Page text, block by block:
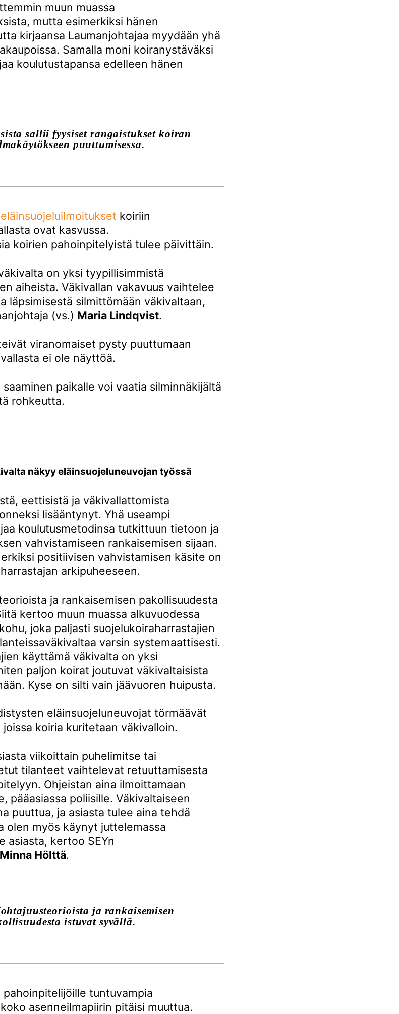
muun muassa
mutta esimerkiksi hänen
kirjaansa Laumanjohtajaa myydään yhä
Samalla moni koiranystäväksi
koulutustapansa edelleen hänen
sallii fyysiset rangaistukset koiran
puuttumisessa.
eläinsuojeluilmoitukset koiriin
ovat kasvussa.
koirien pahoinpitelyistä tulee päivittäin.
on yksi tyypillisimmistä
aiheista. Väkivallan vakavuus vaihtelee
läpsimisestä silmittömään väkivaltaan,
(vs.) Maria Lindqvist.
viranomaiset pysty puuttumaan
ei ole näyttöä.
paikalle voi vaatia silminnäkijältä
rohkeutta.
kohdistuva väkivalta on yksi
näkyy eläinsuojeluneuvojan työssä
eettisistä ja väkivallattomista
lisääntynyt. Yhä useampi
koulutusmetodinsa tutkittuun tietoon ja
vahvistamiseen rankaisemisen sijaan.
positiivisen vahvistamisen käsite on
arkipuheeseen.
ja rankaisemisen pakollisuudesta
kertoo muun muassa alkuvuodessa
joka paljasti suojelukoiraharrastajien
varsin systemaattisesti.
käyttämä väkivalta on yksi
paljon koirat joutuvat väkivaltaisista
Kyse on silti vain jäävuoren huipusta.
eläinsuojeluneuvojat törmäävät
koiria kuritetaan väkivalloin.
viikoittain puhelimitse tai
tilanteet vaihtelevat retuuttamisesta
Ohjeistan aina ilmoittamaan
pääasiassa poliisille. Väkivaltaiseen
puuttua, ja asiasta tulee aina tehdä
olen myös käynyt juttelemassa
asiasta, kertoo SEYn
Minna Hölttä.
ja rankaisemisen
istuvat syvällä.
tuntuvampia
asenneilmapiirin pitäisi muuttua.